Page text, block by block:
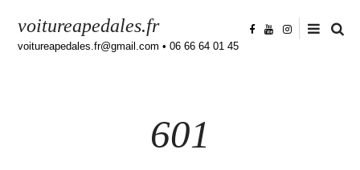
voitureapedales.fr
voitureapedales.fr@gmail.com • 06 66 64 01 45
601